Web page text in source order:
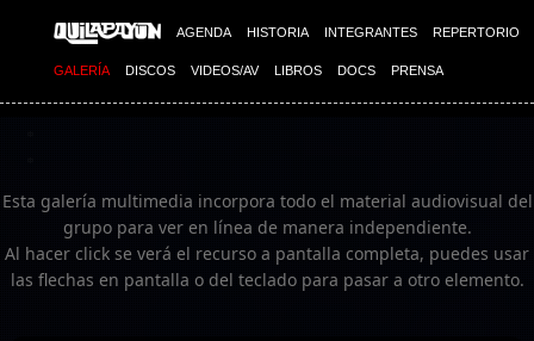
AGENDA HISTORIA INTEGRANTES REPERTORIO
GALERÍA DISCOS VIDEOS/AV LIBROS DOCS PRENSA
Imagen 03
Esta galería multimedia incorpora todo el material audiovisual del
grupo para ver en línea de manera independiente.
Al hacer click se verá el recurso a pantalla completa, puedes usar
las flechas en pantalla o del teclado para pasar a otro elemento.